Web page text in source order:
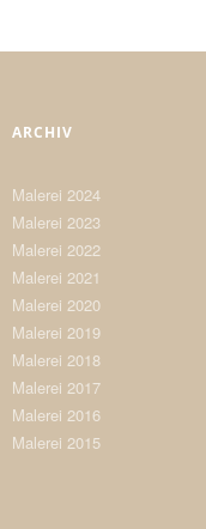
ARCHIV
Malerei 2024
Malerei 2023
Malerei 2022
Malerei 2021
Malerei 2020
Malerei 2019
Malerei 2018
Malerei 2017
Malerei 2016
Malerei 2015